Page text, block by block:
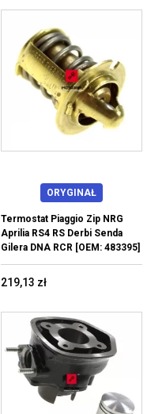
ORYGINAŁ
Termostat Piaggio Zip NRG
Aprilia RS4 RS Derbi Senda
Gilera DNA RCR [OEM: 483395]
219,13 zł